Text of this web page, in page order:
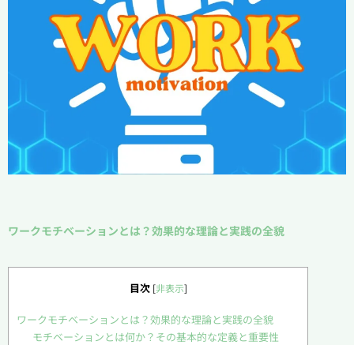
ワークモチベーションとは？効果的な理論と実践の全貌
目次 [非表示]
ワークモチベーションとは？効果的な理論と実践の全貌
モチベーションとは何か？その基本的な定義と重要性